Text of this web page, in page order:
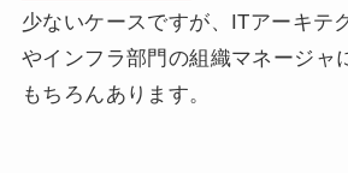
少ないケースですが、ITアーキテ
やインフラ部門の組織マネージャ
もちろんあります。